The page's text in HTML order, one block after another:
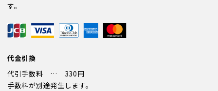
す。
代金引換
代引手数料 … 330円
手数料が別途発生します。